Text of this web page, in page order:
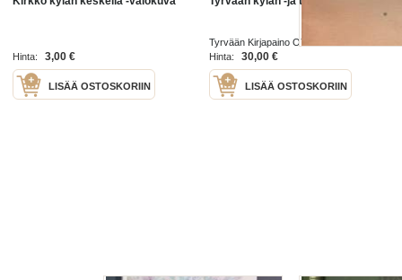
Hinta: 3,00 €
LISÄÄ OSTOSKORIIN
Tyrvään Kirjapaino OY 1942
Hinta:
30,00 €
LISÄÄ OSTOSKORIIN